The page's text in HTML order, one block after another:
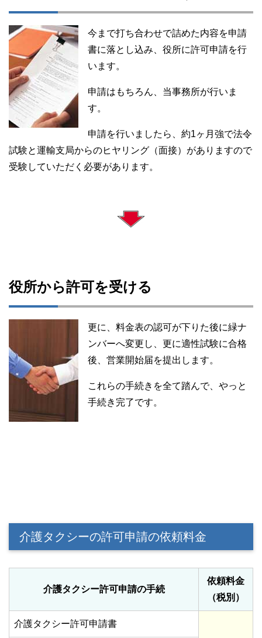
今まで打ち合わせで詰めた内容を申請
書に落とし込み、役所に許可申請を行
います。
申請はもちろん、当事務所が行いま
す。
申請を行いましたら、約1ヶ月強で法令
試験と運輸支局からのヒヤリング（面接）がありますので
受験していただく必要があります。
役所から許可を受ける
更に、料金表の認可が下りた後に緑ナ
ンバーへ変更し、更に適性試験に合格
後、営業開始届を提出します。
これらの手続きを全て踏んで、やっと
手続き完了です。
介護タクシーの許可申請の依頼料金
介護タクシー許可申請の手続
依頼料金
（税別）
介護タクシー許可申請書